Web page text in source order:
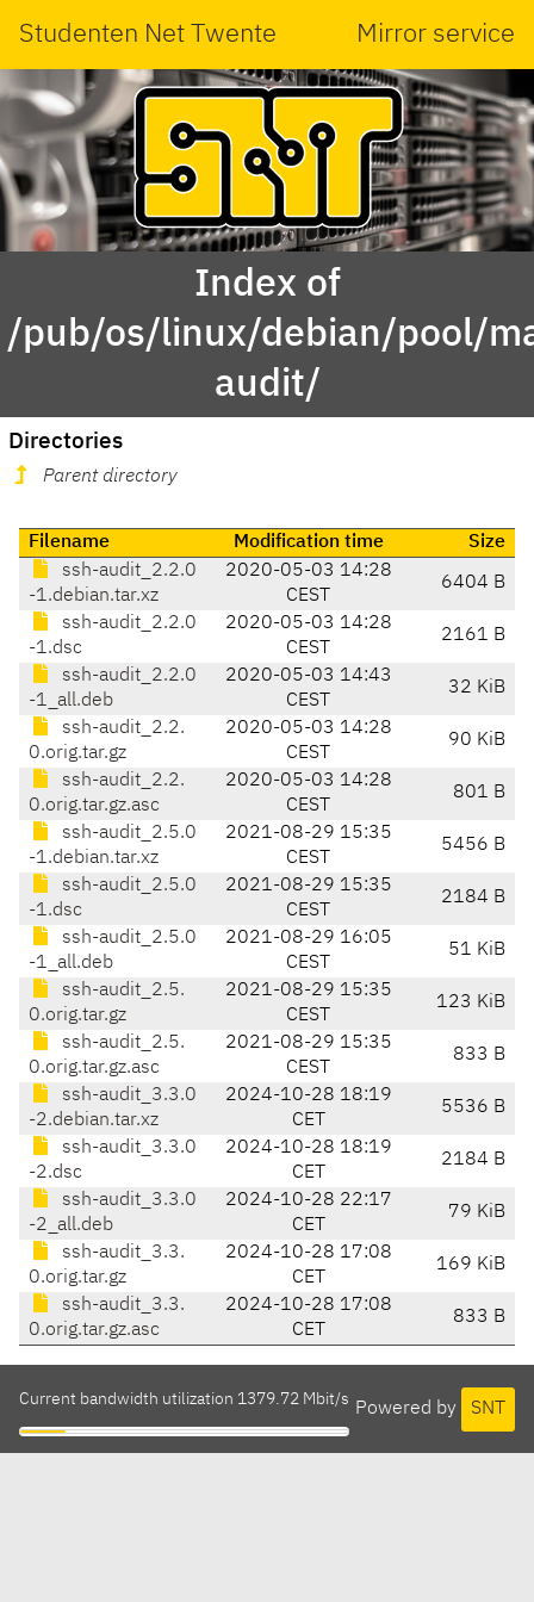
Studenten Net Twente Mirror service
Index of
/pub/os/linux/debian/pool/
audit/
Directories
Parent directory
Filename Modification time
Size
ssh-audit_2.2.0
-1.debian.tar.xz
2020-05-03 14:28
CEST
6404 B
ssh-audit_2.2.0
-1.dsc
2020-05-03 14:28
CEST
2161 B
ssh-audit_2.2.0
-1_all.deb
2020-05-03 14:43
CEST
32 KiB
ssh-audit_2.2.
0.orig.tar.gz
2020-05-03 14:28
CEST
90 KiB
ssh-audit_2.2.
0.orig.tar.gz.asc
2020-05-03 14:28
CEST
801 B
ssh-audit_2.5.0
-1.debian.tar.xz
2021-08-29 15:35
CEST
5456 B
ssh-audit_2.5.0
-1.dsc
2021-08-29 15:35
CEST
2184 B
ssh-audit_2.5.0
-1_all.deb
2021-08-29 16:05
CEST
51 KiB
ssh-audit_2.5.
0.orig.tar.gz
2021-08-29 15:35
CEST
123 KiB
ssh-audit_2.5.
0.orig.tar.gz.asc
2021-08-29 15:35
CEST
833 B
ssh-audit_3.3.0
-2.debian.tar.xz
2024-10-28 18:19
CET
5536 B
ssh-audit_3.3.0
-2.dsc
2024-10-28 18:19
CET
2184 B
ssh-audit_3.3.0
-2_all.deb
2024-10-28 22:17
CET
79 KiB
ssh-audit_3.3.
0.orig.tar.gz
2024-10-28 17:08
CET
169 KiB
ssh-audit_3.3.
0.orig.tar.gz.asc
2024-10-28 17:08
CET
833 B
Powered by SNT
Current bandwidth utilization 1379.72 Mbit/s